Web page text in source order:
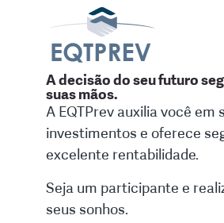
A decisão do seu futuro
suas mãos.
A EQTPrev auxilia você em
investimentos e oferece
excelente rentabilidade.
Seja um participante e
seus sonhos.